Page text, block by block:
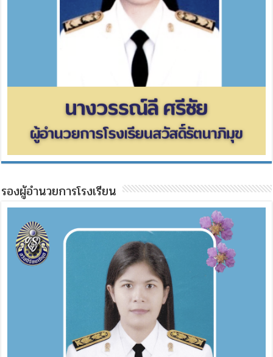
รองผู้อำนวยการโรงเรียน